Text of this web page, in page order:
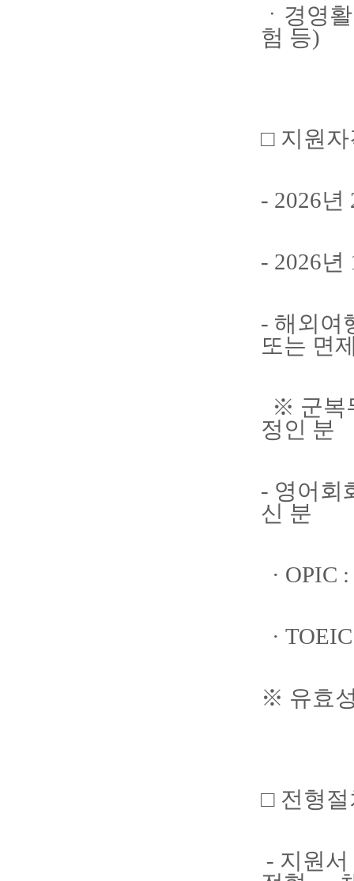
ㆍ경영
험 등)
□ 지원자
- 2026년
- 2026년
- 해외여
또는 면
※ 군복
정인 분
- 영어회
신 분
· OPIC
·
※ 유효
□ 전형
- 지원